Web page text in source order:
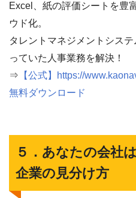
Excel、紙の評価シートを豊
ウド化。
タレントマネジメントシス
っていた人事業務を解決！
⇒ 【公式】https://
無料ダウンロード
５．あなたの会社
企業の見分け方